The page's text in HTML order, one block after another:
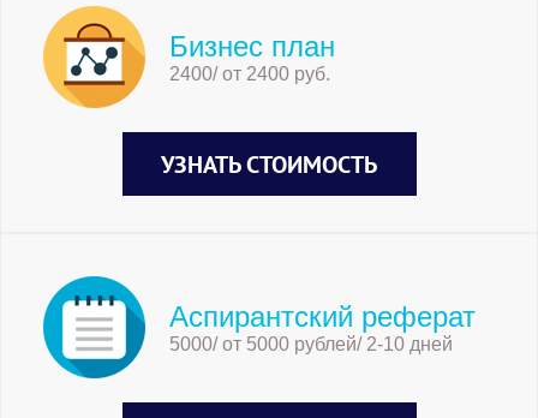
Бизнес план
2400/ от 2400 руб.
УЗНАТЬ СТОИМОСТЬ
Аспирантский реферат
5000/ от 5000 рублей/ 2-10 дней